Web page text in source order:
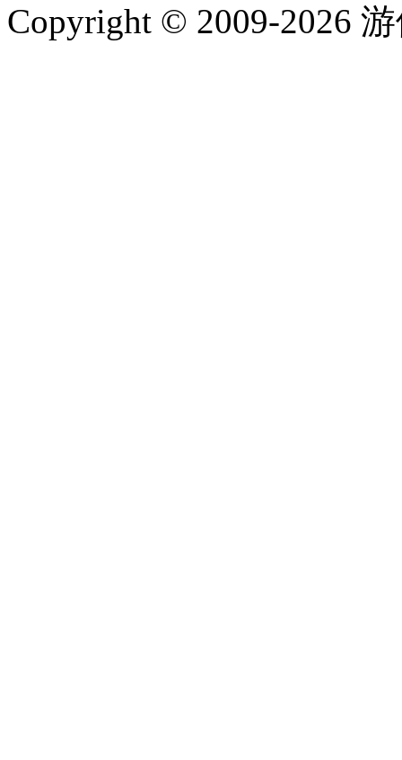
Copyright © 2009-2026